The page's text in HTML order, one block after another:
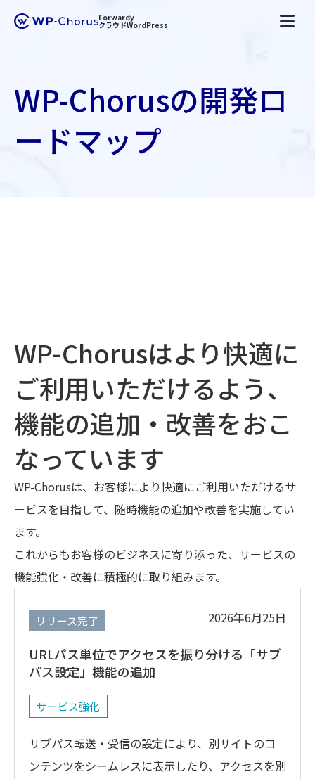
Forwardy
クラウドWordPress
WP-Chorusの開発ロ
ードマップ
WP-Chorusはより快適に
ご利用いただけるよう、
機能の追加・改善をおこ
なっています
WP-Chorusは、お客様により快適にご利用いただけるサ
ービスを目指して、随時機能の追加や改善を実施してい
ます。
これからもお客様のビジネスに寄り添った、サービスの
機能強化・改善に積極的に取り組みます。
リリース完了 2026年6月25日
URLパス単位でアクセスを振り分ける「サブ
パス設定」機能の追加
サービス強化
サブパス転送・受信の設定により、別サイトのコ
ンテンツをシームレスに表示したり、アクセスを別